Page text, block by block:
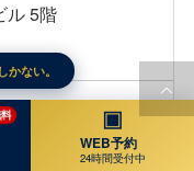
ル 5階
正規品（ボトックスビスタ/
リジュラン/プロファイロ/スネ
かない。
▣
WEB予約
24時間受付中